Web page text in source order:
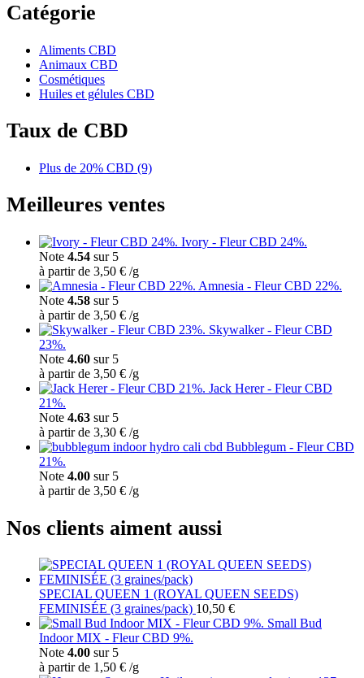
Catégorie
Aliments CBD
Animaux CBD
Cosmétiques
Huiles et gélules CBD
Taux de CBD
Plus de 20% CBD (9)
Meilleures ventes
Ivory - Fleur CBD 24%.
Note 4.54 sur 5
à partir de 3,50 € /g
Amnesia - Fleur CBD 22%.
Note 4.58 sur 5
à partir de 3,50 € /g
Skywalker - Fleur CBD
23%.
Note 4.60 sur 5
à partir de 3,50 € /g
Jack Herer - Fleur CBD
21%.
Note 4.63 sur 5
à partir de 3,30 € /g
Bubblegum - Fleur CBD
21%.
Note 4.00 sur 5
à partir de 3,50 € /g
Nos clients aiment aussi
SPECIAL QUEEN 1 (ROYAL QUEEN SEEDS)
FEMINISÉE (3 graines/pack) 10,50 €
Small Bud
Indoor MIX - Fleur CBD 9%.
Note 4.00 sur 5
à partir de 1,50 € /g